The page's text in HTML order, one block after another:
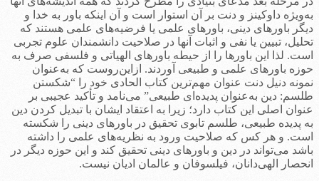
به‌ویژه داوکینز و دنت بر آن استوار است و آن اینکه باور به خدا و
دیگر باورهای دینی، باورهای علمی یا فرضیه‌های علمی هستند که
تحلیل، تبیین یا نفی و اثبات آنها در صلاحیت دانشمندان علوم تجربی
است. لذا این باورها را از حیطه باورهای الهیاتی و فلسفی صرف به
حوزه باورهای علمی و طبیعی آوردند. ازاین‌روست که به‌عنوان
نمونه دنیل دنت عنوان مهم‌ترین کتاب الحادی خود را “شکستن
طلسم: دین به‌عنوان پدیده‌ای طبیعی” می‌نامد و تأکید عجیبی بر
عنوان اصلی این کتاب دارد؛ زیرا به اعتقاد ایشان با تبدیل کردن دین
به پدیده طبیعی، طلسم تابوی تحقیق در باورهای دینی را شکسته
است. و هر کس که صلاحیت ورود به نظریه‌های علمی را داشته
باشد می‌تواند در دین و باورهای دینی تحقیق کند و این حوزه دیگر در
انحصار الهی‌دانان، فیلسوفان و عالمان ادیان نیست.